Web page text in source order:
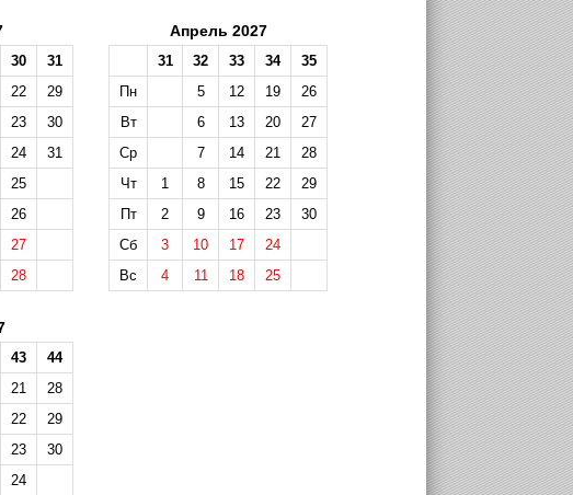
30
31
22
29
23
30
24
31
25
26
27
28
Апрель 2027
31 32 33 34
35
Пн
5 12 19
26
Вт
6 13 20
27
Ср
7 14 21
28
Чт
1 8 15 22
29
Пт
2 9 16 23
30
Сб
3 10 17
24
Вс
4 11 18 25
43
44
21
28
22
29
23
30
24